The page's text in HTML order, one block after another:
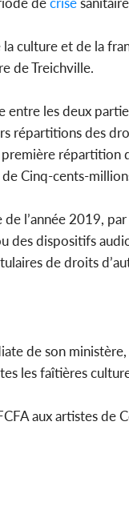
culture et de la
de Treichville.
les deux
répartitions des
Cinq-cents-
l’année 2019,
des dispositifs
de droits
de son
les faîtières
aux artistes